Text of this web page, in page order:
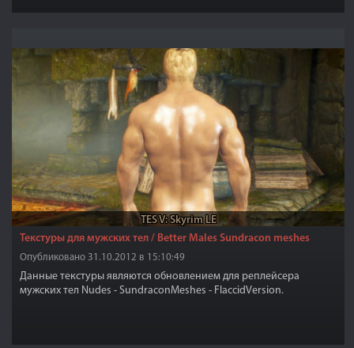
TES V: Skyrim LE
Текстуры для мужских тел / Better Males Sundracon meshes
Опубликовано 31.10.2012 в 15:10:49
Данные текстуры являются обновлением для реплейсера
мужских тел Nudes - SundraconMeshes - FlaccidVersion.